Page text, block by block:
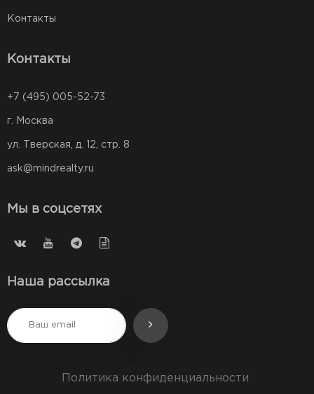
Контакты
Контакты
+7 (495) 005-52-73
г. Москва
ул. Тверская, д. 12, стр. 8
ask@mindrealty.ru
Мы в соцсетях
Наша рассылка
Политика конфиденциальности